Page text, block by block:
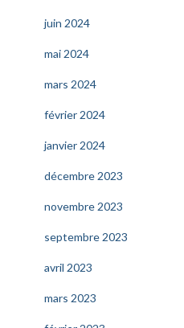
juin 2024
mai 2024
mars 2024
février 2024
janvier 2024
décembre 2023
novembre 2023
septembre 2023
avril 2023
mars 2023